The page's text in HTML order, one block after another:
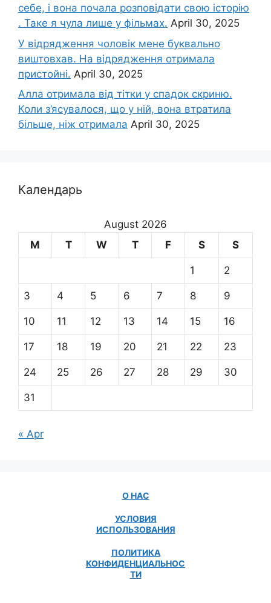
себе, і вона почала розповідати свою історію
. Таке я чула лише у фільмах. April 30, 2025
У відрядження чоловік мене буквально
виштовхав. На відрядження отримала
пристойні. April 30, 2025
Алла отримала від тітки у спадок скриню.
Коли з’ясувалося, що у ній, вона втратила
більше, ніж отримала April 30, 2025
Календарь
August 2026
M
T W T F S S
1 2
3 4 5 6 7 8 9
10 11 12 13 14 15 16
17 18 19 20 21 22 23
24 25 26 27 28 29 30
31
« Apr
О НАС
УСЛОВИЯ
ИСПОЛЬЗОВАНИЯ
ПОЛИТИКА
КОНФИДЕНЦИАЛЬНОС
ТИ